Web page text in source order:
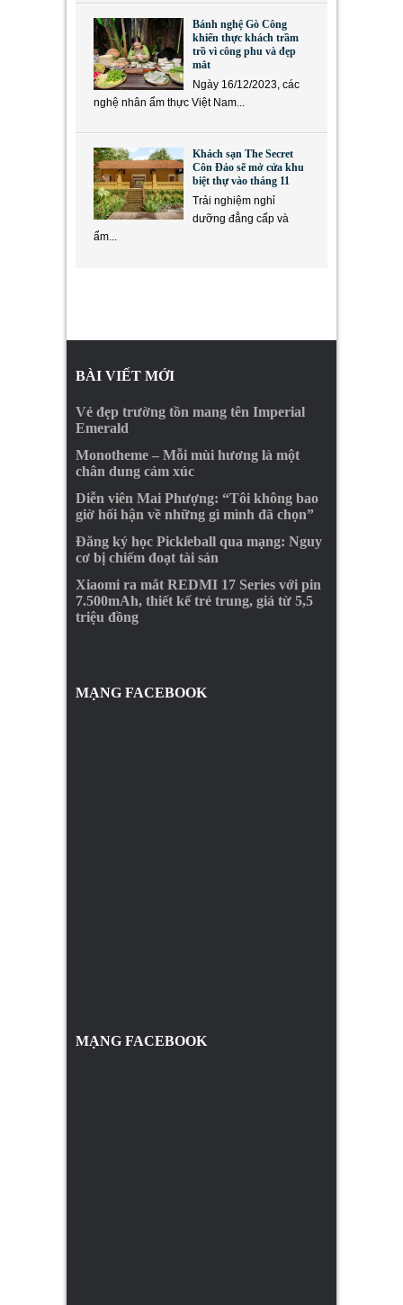
Bánh nghệ Gò Công
khiến thực khách trầm
trồ vì công phu và đẹp
mắt
Ngày 16/12/2023, các
nghệ nhân ẩm thực Việt Nam...
Khách sạn The Secret
Côn Đảo sẽ mở cửa khu
biệt thự vào tháng 11
Trải nghiệm nghỉ
dưỡng đẳng cấp và
ẩm...
BÀI VIẾT MỚI
Vẻ đẹp trường tồn mang tên Imperial
Emerald
Monotheme – Mỗi mùi hương là một
chân dung cảm xúc
Diễn viên Mai Phượng: “Tôi không bao
giờ hối hận về những gì mình đã chọn”
Đăng ký học Pickleball qua mạng: Nguy
cơ bị chiếm đoạt tài sản
Xiaomi ra mắt REDMI 17 Series với pin
7.500mAh, thiết kế trẻ trung, giá từ 5,5
triệu đồng
MẠNG FACEBOOK
MẠNG FACEBOOK